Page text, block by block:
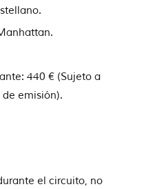
440 € (Sujeto a
emisión).
el circuito, no